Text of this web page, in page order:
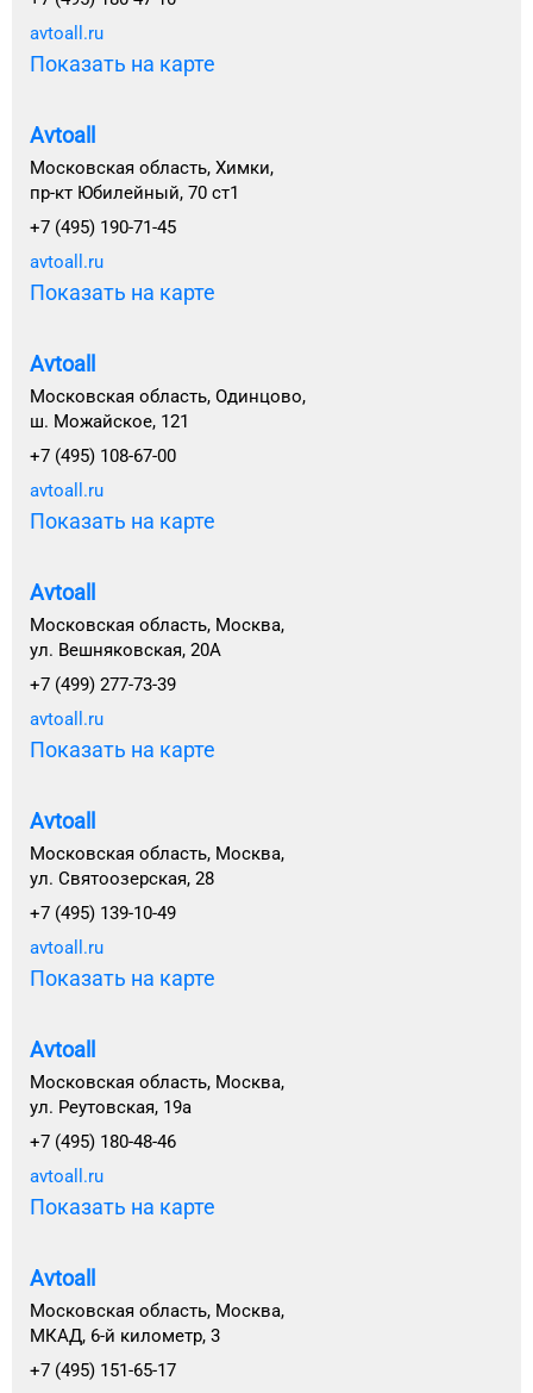
avtoall.ru
Показать на карте
Avtoall
Московская область, Химки,
пр-кт Юбилейный, 70 ст1
+7 (495) 190-71-45
avtoall.ru
Показать на карте
Avtoall
Московская область, Одинцово,
ш. Можайское, 121
+7 (495) 108-67-00
avtoall.ru
Показать на карте
Avtoall
Московская область, Москва,
ул. Вешняковская, 20А
+7 (499) 277-73-39
avtoall.ru
Показать на карте
Avtoall
Московская область, Москва,
ул. Святоозерская, 28
+7 (495) 139-10-49
avtoall.ru
Показать на карте
Avtoall
Московская область, Москва,
ул. Реутовская, 19а
+7 (495) 180-48-46
avtoall.ru
Показать на карте
Avtoall
Московская область, Москва,
МКАД, 6-й километр, 3
+7 (495) 151-65-17